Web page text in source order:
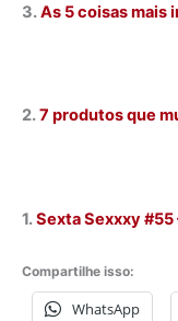
3.As 5 coisas mais
2.7 produtos que
1.Sexta Sexxxy #55
Compartilhe isso:
WhatsApp